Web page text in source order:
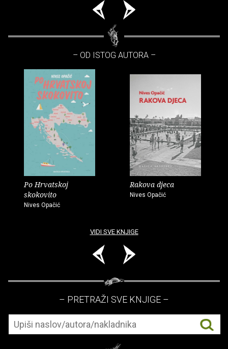
– OD ISTOG AUTORA –
Po Hrvatskoj
skokovito
Nives Opačić
Rakova djeca
Nives Opačić
VIDI SVE KNJIGE
– PRETRAŽI SVE KNJIGE –